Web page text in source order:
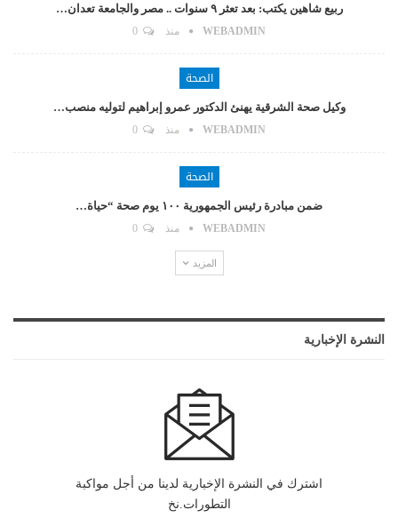
ربيع شاهين يكتب: بعد تعثر ٩ سنوات .. مصر والجامعة تعدان…
WEBADMIN منذ
الصحة
وكيل صحة الشرقية يهنئ الدكتور عمرو إبراهيم لتوليه منصب…
WEBADMIN منذ
الصحة
ضمن مبادرة رئيس الجمهورية ١٠٠ يوم صحة “حياة…
WEBADMIN منذ
المزيد
النشرة الإخبارية
اشترك في النشرة الإخبارية لدينا من أجل مواكبة
التطورات.نخ